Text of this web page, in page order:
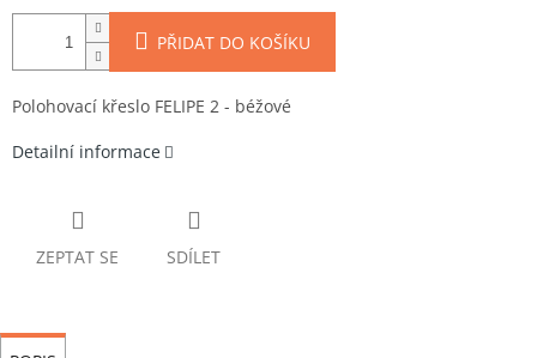
PŘIDAT DO KOŠÍKU
Polohovací křeslo FELIPE 2 - béžové
Detailní informace
ZEPTAT SE SDÍLET